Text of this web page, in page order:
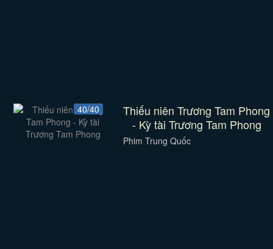
40/40
Thiếu niên Trương Tam Phong
- Kỳ tài Trương Tam Phong
Phim Trung Quốc